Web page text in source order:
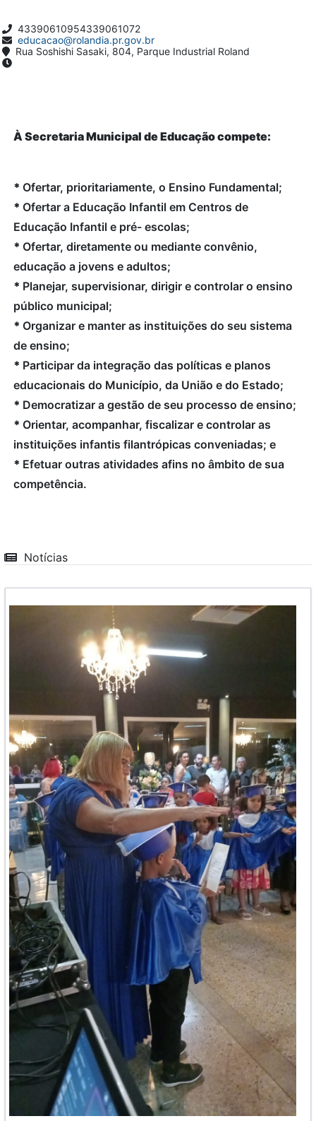
43390610954339061072
educacao@rolandia.pr.gov.br
Rua Soshishi Sasaki, 804, Parque Industrial Roland
À Secretaria Municipal de Educação compete:
* Ofertar, prioritariamente, o Ensino Fundamental;
* Ofertar a Educação Infantil em Centros de
Educação Infantil e pré- escolas;
* Ofertar, diretamente ou mediante convênio,
educação a jovens e adultos;
* Planejar, supervisionar, dirigir e controlar o ensino
público municipal;
* Organizar e manter as instituições do seu sistema
de ensino;
* Participar da integração das políticas e planos
educacionais do Município, da União e do Estado;
* Democratizar a gestão de seu processo de ensino;
* Orientar, acompanhar, fiscalizar e controlar as
instituições infantis filantrópicas conveniadas; e
* Efetuar outras atividades afins no âmbito de sua
competência.
Notícias